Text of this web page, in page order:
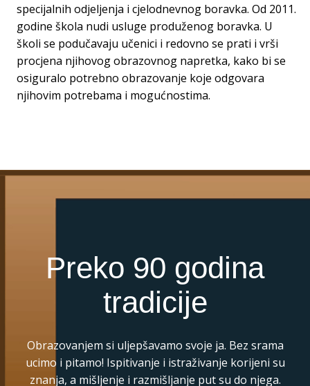
specijalnih odjeljenja i cjelodnevnog boravka. Od 2011.
godine škola nudi usluge produženog boravka. U
školi se podučavaju učenici i redovno se prati i vrši
procjena njihovog obrazovnog napretka, kako bi se
osiguralo potrebno obrazovanje koje odgovara
njihovim potrebama i mogućnostima.
Preko 90 godina
tradicije
Obrazovanjem si uljepšavamo svoje ja. Bez srama
ucimo i pitamo! Ispitivanje i istraživanje korijeni su
znanja, a mišljenje i razmišljanje put su do njega.